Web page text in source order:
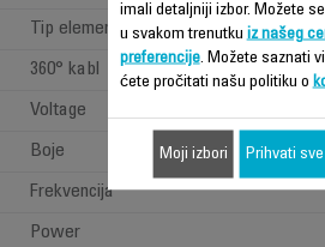
Tip elementa za zagrevanje
360° kabl
Voltage
Boje
Frekvencija
Power
imali detaljniji izbor. Možete
u svakom trenutku iz našeg
preferencije. Možete saznati
ćete pročitati našu politiku o
Moji izbori Prihvati